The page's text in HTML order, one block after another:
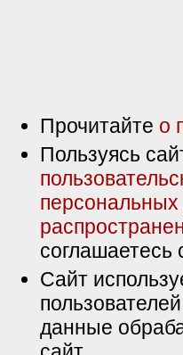
Прочитайте о
Пользуясь
соглашаетесь
Сайт
данные